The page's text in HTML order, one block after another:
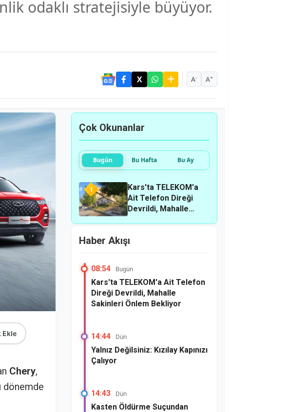
odaklı stratejisiyle büyüyor.
A- A+
Chery,
dönemde
Çok Okunanlar
Bugün Bu Hafta Bu Ay
1
Kars'ta TELEKOM'a
Ait Telefon Direği
Devrildi, Mahalle
Haber Akışı
08:54 Bugün
Kars'ta TELEKOM'a Ait Telefon
Direği Devrildi, Mahalle
Sakinleri Önlem Bekliyor
14:44 Dün
Yalnız Değilsiniz: Kızılay Kapınızı
Çalıyor
14:43 Dün
Kasten Öldürme Suçundan